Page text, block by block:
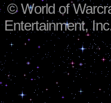
©World of
Entertainment,